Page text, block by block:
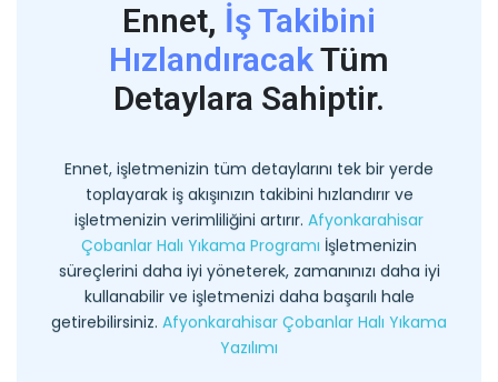
Ennet, İş Takibini
HızlandıracakTüm
Detaylara Sahiptir.
Ennet, işletmenizin tüm detaylarını tek bir yerde
toplayarak iş akışınızın takibini hızlandırır ve
işletmenizin verimliliğini artırır. Afyonkarahisar
Çobanlar Halı Yıkama Programı İşletmenizin
süreçlerini daha iyi yöneterek, zamanınızı daha iyi
kullanabilir ve işletmenizi daha başarılı hale
getirebilirsiniz. Afyonkarahisar Çobanlar Halı Yıkama
Yazılımı